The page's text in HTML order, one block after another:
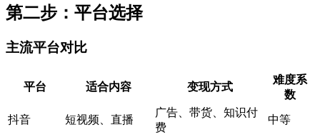
第二步：平台选择
主流平台对比
平台 适合内容 变现方式
难度系
数
抖音 短视频、直播
广告、带货、知识付
费
中等